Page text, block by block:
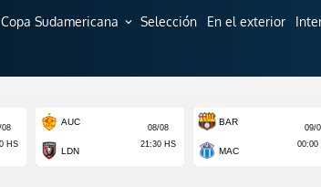
Copa Sudamericana expand_more Selección En el exterior